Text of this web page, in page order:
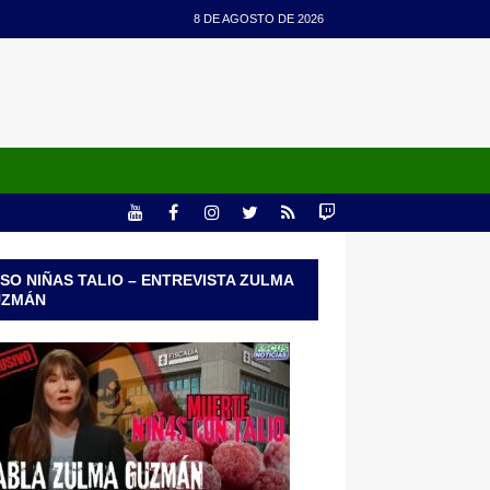
8 DE AGOSTO DE 2026
NIÑAS TALIO – ENTREVISTA ZULMA